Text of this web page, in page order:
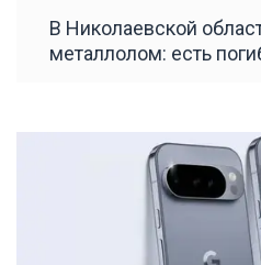
В Николаевской
металлолом: есть